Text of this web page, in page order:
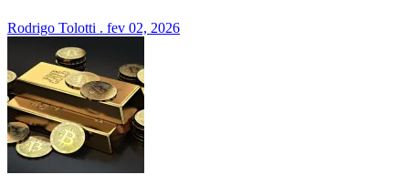
Rodrigo Tolotti . fev 02, 2026